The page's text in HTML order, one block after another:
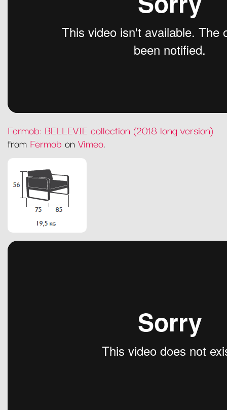
Fermob: BELLEVIE collection (2018 long version)
from Fermob on Vimeo.